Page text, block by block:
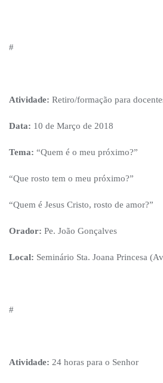
#
Atividade: Retiro/formação para
Data: 10 de Março de 2018
Tema: “Quem é o meu próximo?”
“Que rosto tem o meu próximo?”
“Quem é Jesus Cristo, rosto de amor?”
Orador: Pe. João Gonçalves
Local: Seminário Sta. Joana Princesa
#
Atividade: 24 horas para o Senhor